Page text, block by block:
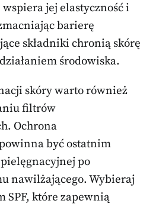
jej elastyczność i
barierę
składniki chronią skórę
środowiska.
skóry warto również
filtrów
Ochrona
być ostatnim
po
nawilżającego. Wybieraj
SPF, które zapewnią